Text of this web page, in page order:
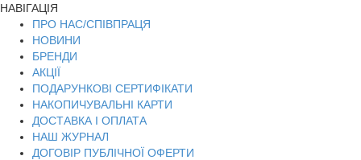
НАВІГАЦІЯ
ПРО НАС/СПІВПРАЦЯ
НОВИНИ
БРЕНДИ
АКЦІЇ
ПОДАРУНКОВІ СЕРТИФІКАТИ
НАКОПИЧУВАЛЬНІ КАРТИ
ДОСТАВКА І ОПЛАТА
НАШ ЖУРНАЛ
ДОГОВІР ПУБЛІЧНОЇ ОФЕРТИ